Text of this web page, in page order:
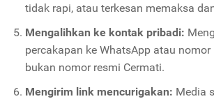
tidak rapi, atau terkesan memaksa
Mengalihkan ke kontak pribadi:
percakapan ke WhatsApp atau
bukan nomor resmi Cermati.
Mengirim link mencurigakan: Media